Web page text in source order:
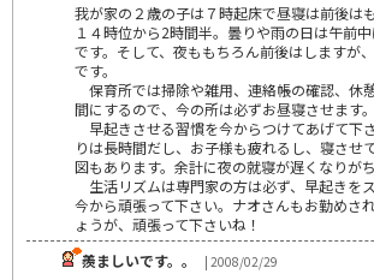
我が家の２歳の子は７時起床で昼寝は前後は
１４時位から2時間半。曇りや雨の日は午前
です。そして、夜ももちろん前後はしますが
です。
保育所では掃除や雑用、連絡帳の確認、休
間にするので、今の所は必ずお昼寝させます。
早起きさせる習慣を今からつけてあげて下
りは長時間だし、お子様も疲れるし、寝させ
図もあります。余計に夜の就寝が遅くなりがち
生活リズムは専門家の方は必ず、早起きをス
今から頑張って下さい。ナオさんもお勤めさ
ょうが、頑張って下さいね！
羨ましいです。。
| 2008/02/29